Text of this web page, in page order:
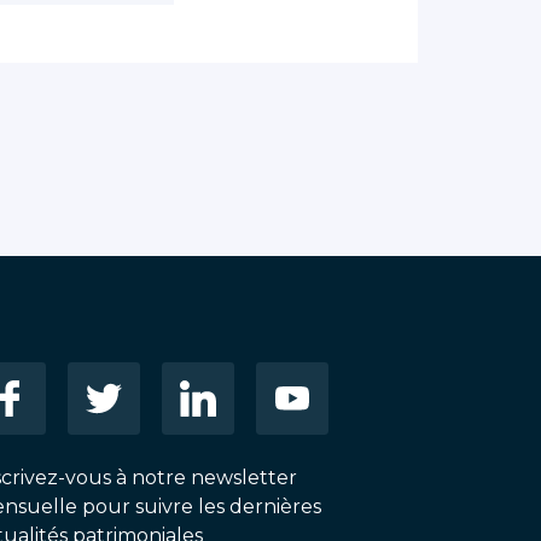
vous à notre newsletter
pour suivre les dernières
patrimoniales